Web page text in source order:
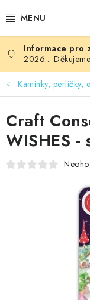
na
NOVINKY
HURÁ DÍLNA
VŠECHNO ZBOŽÍ
KNIHAŘSKÝ
MOJE
2026...
Kamínky, perličky,
Craft
WISHES